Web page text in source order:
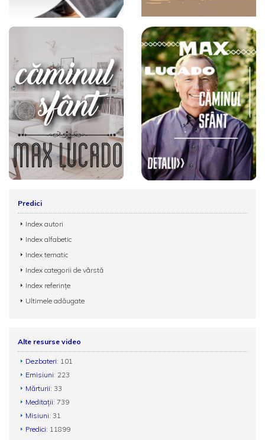
Predici
Index autori
Index alfabetic
Index tematic
Index categorii de vârstă
Index referințe
Ultimele adăugate
Alte resurse video
Dezbateri: 101
Emisiuni: 223
Mărturii: 33
Meditații: 739
Misiuni: 31
Predici: 11899